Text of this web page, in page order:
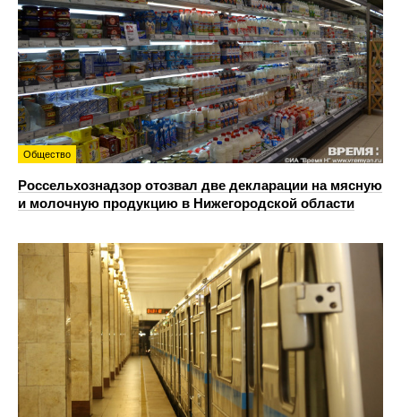
Общество
Россельхознадзор отозвал две декларации на мясную
и молочную продукцию в Нижегородской области